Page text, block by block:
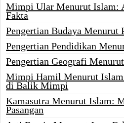
Mimpi Ular Menurut Islam:
Fakta
Pengertian Budaya Menurut
Pengertian Pendidikan
Pengertian Geografi
Mimpi Hamil Menurut
di Balik Mimpi
Kamasutra Menurut Islam:
Pasangan